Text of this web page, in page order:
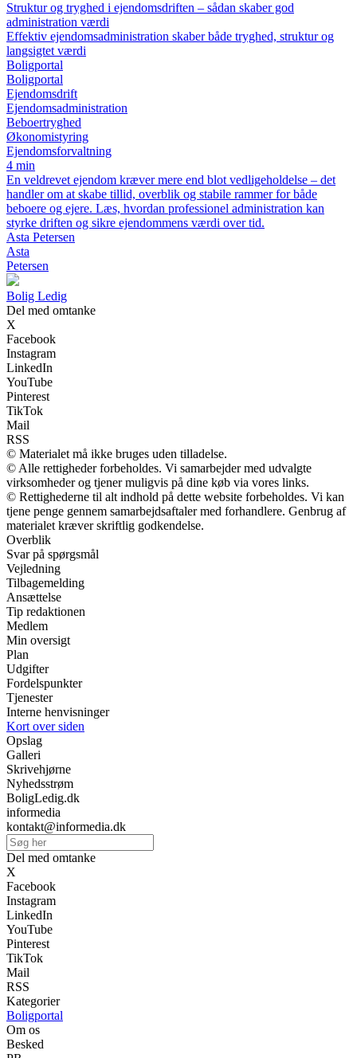
Struktur og tryghed i ejendomsdriften – sådan skaber god
administration værdi
Effektiv ejendomsadministration skaber både tryghed, struktur og
langsigtet værdi
Boligportal
Boligportal
Ejendomsdrift
Ejendomsadministration
Beboertryghed
Økonomistyring
Ejendomsforvaltning
4 min
En veldrevet ejendom kræver mere end blot vedligeholdelse – det
handler om at skabe tillid, overblik og stabile rammer for både
beboere og ejere. Læs, hvordan professionel administration kan
styrke driften og sikre ejendommens værdi over tid.
Asta Petersen
Asta
Petersen
Bolig Ledig
Del med omtanke
X
Facebook
Instagram
LinkedIn
YouTube
Pinterest
TikTok
Mail
RSS
© Materialet må ikke bruges uden tilladelse.
© Alle rettigheder forbeholdes. Vi samarbejder med udvalgte
virksomheder og tjener muligvis på dine køb via vores links.
© Rettighederne til alt indhold på dette website forbeholdes. Vi kan
tjene penge gennem samarbejdsaftaler med forhandlere. Genbrug af
materialet kræver skriftlig godkendelse.
Overblik
Svar på spørgsmål
Vejledning
Tilbagemelding
Ansættelse
Tip redaktionen
Medlem
Min oversigt
Plan
Udgifter
Fordelspunkter
Tjenester
Interne henvisninger
Kort over siden
Opslag
Galleri
Skrivehjørne
Nyhedsstrøm
BoligLedig.dk
informedia
kontakt@informedia.dk
Del med omtanke
X
Facebook
Instagram
LinkedIn
YouTube
Pinterest
TikTok
Mail
RSS
Kategorier
Boligportal
Om os
Besked